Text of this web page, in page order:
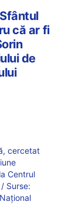
că ar fi
de
cercetat
Centrul
Surse: